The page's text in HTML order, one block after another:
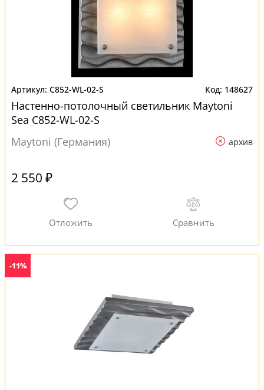
C852-WL-02-S 148627
Настенно-потолочный светильник Maytoni
Sea C852-WL-02-S
Maytoni (Германия)
архив
2 550 ₽
-11%